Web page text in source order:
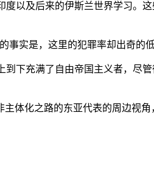
以及后来的伊斯兰世界学习。
实是，这里的犯罪率却出奇的
下充满了自由帝国主义者，尽
体化之路的东亚代表的周边视